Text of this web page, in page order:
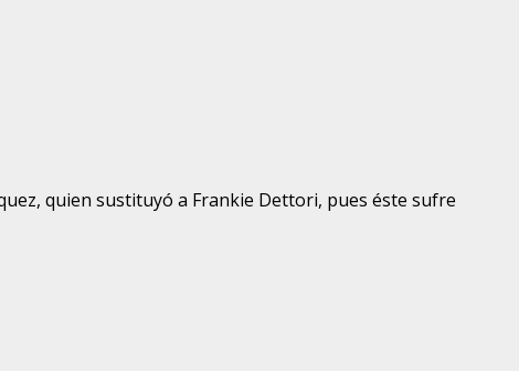
quien sustituyó a Frankie Dettori, pues éste sufre